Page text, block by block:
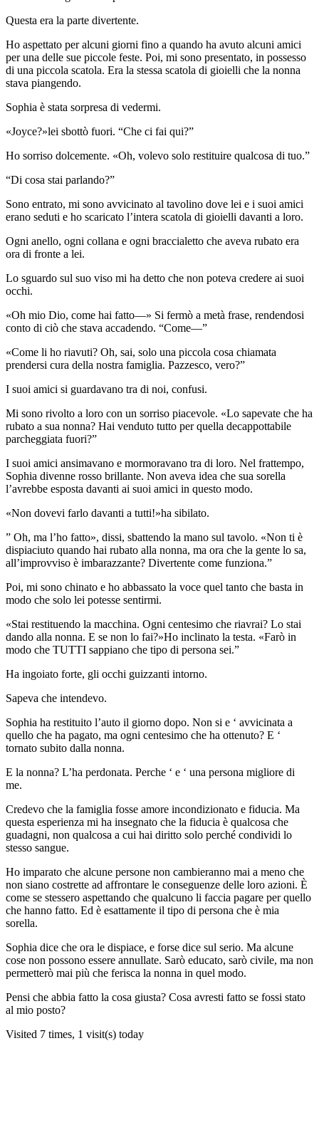
Questa era la parte divertente.
Ho aspettato per alcuni giorni fino a quando ha avuto alcuni amici
per una delle sue piccole feste. Poi, mi sono presentato, in possesso
di una piccola scatola. Era la stessa scatola di gioielli che la nonna
stava piangendo.
Sophia è stata sorpresa di vedermi.
«Joyce?»lei sbottò fuori. “Che ci fai qui?”
Ho sorriso dolcemente. «Oh, volevo solo restituire qualcosa di tuo.”
“Di cosa stai parlando?”
Sono entrato, mi sono avvicinato al tavolino dove lei e i suoi amici
erano seduti e ho scaricato l’intera scatola di gioielli davanti a loro.
Ogni anello, ogni collana e ogni braccialetto che aveva rubato era
ora di fronte a lei.
Lo sguardo sul suo viso mi ha detto che non poteva credere ai suoi
occhi.
«Oh mio Dio, come hai fatto—» Si fermò a metà frase, rendendosi
conto di ciò che stava accadendo. “Come—”
«Come li ho riavuti? Oh, sai, solo una piccola cosa chiamata
prendersi cura della nostra famiglia. Pazzesco, vero?”
I suoi amici si guardavano tra di noi, confusi.
Mi sono rivolto a loro con un sorriso piacevole. «Lo sapevate che ha
rubato a sua nonna? Hai venduto tutto per quella decappottabile
parcheggiata fuori?”
I suoi amici ansimavano e mormoravano tra di loro. Nel frattempo,
Sophia divenne rosso brillante. Non aveva idea che sua sorella
l’avrebbe esposta davanti ai suoi amici in questo modo.
«Non dovevi farlo davanti a tutti!»ha sibilato.
” Oh, ma l’ho fatto», dissi, sbattendo la mano sul tavolo. «Non ti è
dispiaciuto quando hai rubato alla nonna, ma ora che la gente lo sa,
all’improvviso è imbarazzante? Divertente come funziona.”
Poi, mi sono chinato e ho abbassato la voce quel tanto che basta in
modo che solo lei potesse sentirmi.
«Stai restituendo la macchina. Ogni centesimo che riavrai? Lo stai
dando alla nonna. E se non lo fai?»Ho inclinato la testa. «Farò in
modo che TUTTI sappiano che tipo di persona sei.”
Ha ingoiato forte, gli occhi guizzanti intorno.
Sapeva che intendevo.
Sophia ha restituito l’auto il giorno dopo. Non si e ‘ avvicinata a
quello che ha pagato, ma ogni centesimo che ha ottenuto? E ‘
tornato subito dalla nonna.
E la nonna? L’ha perdonata. Perche ‘ e ‘ una persona migliore di
me.
Credevo che la famiglia fosse amore incondizionato e fiducia. Ma
questa esperienza mi ha insegnato che la fiducia è qualcosa che
guadagni, non qualcosa a cui hai diritto solo perché condividi lo
stesso sangue.
Ho imparato che alcune persone non cambieranno mai a meno che
non siano costrette ad affrontare le conseguenze delle loro azioni. È
come se stessero aspettando che qualcuno li faccia pagare per quello
che hanno fatto. Ed è esattamente il tipo di persona che è mia
sorella.
Sophia dice che ora le dispiace, e forse dice sul serio. Ma alcune
cose non possono essere annullate. Sarò educato, sarò civile, ma non
permetterò mai più che ferisca la nonna in quel modo.
Pensi che abbia fatto la cosa giusta? Cosa avresti fatto se fossi stato
al mio posto?
Visited 7 times, 1 visit(s) today